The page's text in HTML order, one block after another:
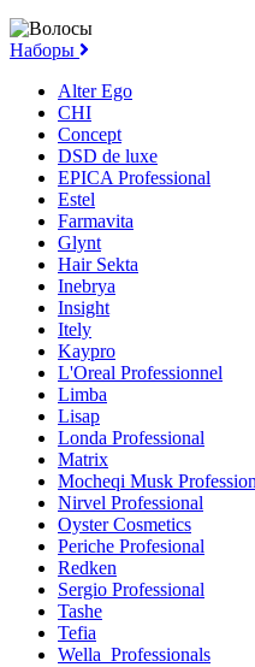
Наборы
Alter Ego
CHI
Concept
DSD de luxe
EPICA Professional
Estel
Farmavita
Glynt
Hair Sekta
Inebrya
Insight
Itely
Kaypro
L'Oreal Professionnel
Limba
Lisap
Londa Professional
Matrix
Mocheqi Musk
Nirvel Professional
Oyster Cosmetics
Periche Profesional
Redken
Sergio Professional
Tashe
Tefia
Wella_Professionals